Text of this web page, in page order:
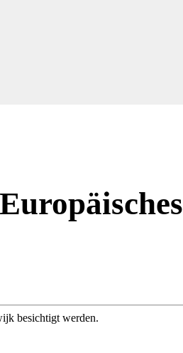
besichtigt werden.